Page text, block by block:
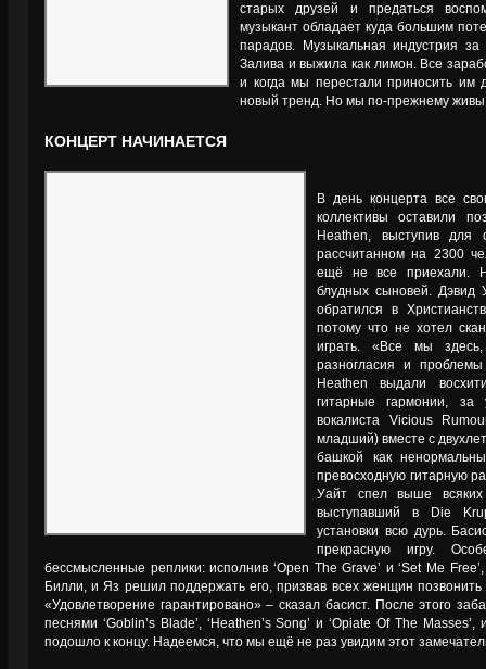
старых друзей и предаться
музыкант обладает куда большим
парадов. Музыкальная индустрия
Залива и выжила как лимон. Все
и когда мы перестали приносить им
новый тренд. Но мы по-прежнему
КОНЦЕРТ НАЧИНАЕТСЯ
В день концерта все
коллективы оставили
Heathen, выступив для
рассчитанном на 2300
ещё не все приехали.
блудных сыновей. Дэвид
обратился в
потому что не хотел
играть. «Все мы
разногласия и
Heathen выдали
гитарные гармонии, за
вокалиста Vicious
младший) вместе с
башкой как
превосходную гитарную
Уайт спел выше
выступавший в Die
установки всю дурь.
прекрасную игру.
бессмысленные реплики: исполнив ‘Open The Grave’ и ‘Set Me
Билли, и Яз решил поддержать его, призвав всех женщин
«Удовлетворение гарантировано» – сказал басист. После этого
песнями ‘Goblin’s Blade’, ‘Heathen’s Song’ и ‘Opiate Of The
подошло к концу. Надеемся, что мы ещё не раз увидим этот